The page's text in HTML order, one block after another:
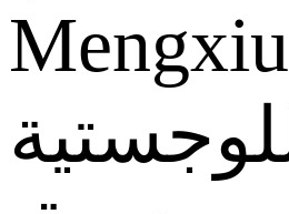
Mengxiu